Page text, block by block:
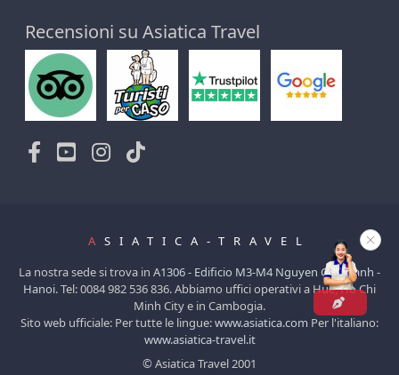
Recensioni su Asiatica Travel
A SIATICA-TRAVEL
La nostra sede si trova in A1306 - Edificio M3-M4 Nguyen Chi Thanh -
Hanoi. Tel: 0084 982 536 836. Abbiamo uffici operativi a Hue, Ho Chi
Minh City e in Cambogia.
Sito web ufficiale: Per tutte le lingue:www.asiatica.com Per l'italiano:
www.asiatica-travel.it
© Asiatica Travel 2001